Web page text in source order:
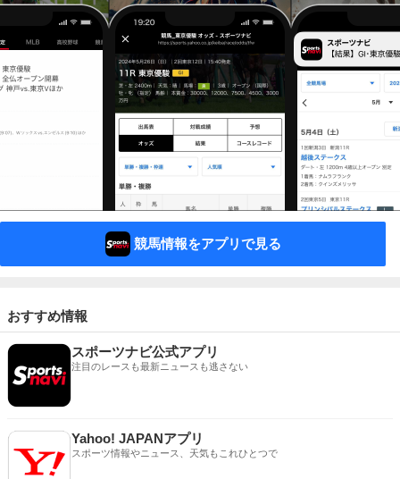
競馬情報をアプリで見る
おすすめ情報
スポーツナビ公式アプリ
注目のレースも最新ニュースも逃さない
Yahoo! JAPANアプリ
スポーツ情報やニュース、天気もこれひとつで